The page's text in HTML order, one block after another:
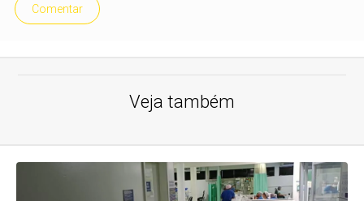
Comentar
Veja também